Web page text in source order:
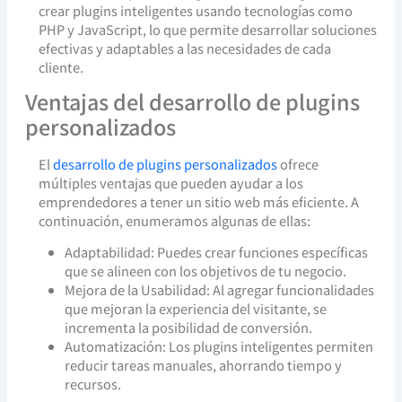
crear plugins inteligentes usando tecnologías como
PHP y JavaScript, lo que permite desarrollar soluciones
efectivas y adaptables a las necesidades de cada
cliente.
Ventajas del desarrollo de plugins
personalizados
Eldesarrollo de plugins personalizadosofrece
múltiples ventajas que pueden ayudar a los
emprendedores a tener un sitio web más eficiente. A
continuación, enumeramos algunas de ellas:
Adaptabilidad: Puedes crear funciones específicas
que se alineen con los objetivos de tu negocio.
Mejora de la Usabilidad: Al agregar funcionalidades
que mejoran la experiencia del visitante, se
incrementa la posibilidad de conversión.
Automatización: Los plugins inteligentes permiten
reducir tareas manuales, ahorrando tiempo y
recursos.